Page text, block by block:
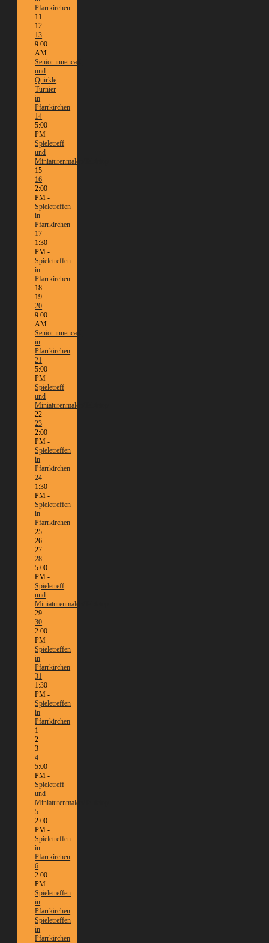
Pfarrkirchen
11
12
13
9:00
AM -
Senior:innencafé
und
Quirkle
Turnier
in
Pfarrkirchen
14
5:00
PM -
Spieletreff
und
Miniaturenmalen/Tabletop
15
16
2:00
PM -
Spieletreffen
in
Pfarrkirchen
17
1:30
PM -
Spieletreffen
in
Pfarrkirchen
18
19
20
9:00
AM -
Senior:innencafé
in
Pfarrkirchen
21
5:00
PM -
Spieletreff
und
Miniaturenmalen/Tabletop
22
23
2:00
PM -
Spieletreffen
in
Pfarrkirchen
24
1:30
PM -
Spieletreffen
in
Pfarrkirchen
25
26
27
28
5:00
PM -
Spieletreff
und
Miniaturenmalen/Tabletop
29
30
2:00
PM -
Spieletreffen
in
Pfarrkirchen
31
1:30
PM -
Spieletreffen
in
Pfarrkirchen
1
2
3
4
5:00
PM -
Spieletreff
und
Miniaturenmalen/Tabletop
5
2:00
PM -
Spieletreffen
in
Pfarrkirchen
6
2:00
PM -
Spieletreffen
in
Pfarrkirchen
Spieletreffen
in
Pfarrkirchen